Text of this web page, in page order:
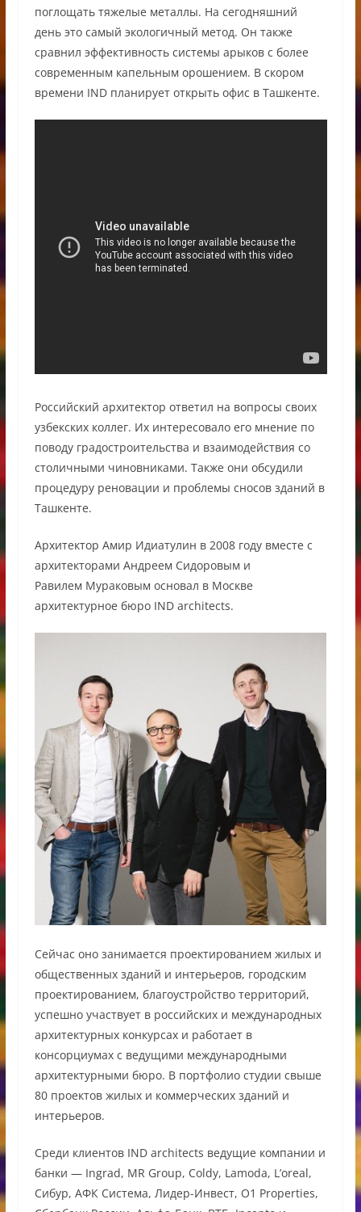
поглощать тяжелые металлы. На сегодняшний
день это самый экологичный метод. Он также
сравнил эффективность системы арыков с более
современным капельным орошением. В скором
времени IND планирует открыть офис в Ташкенте.
Российский архитектор ответил на вопросы своих
узбекских коллег. Их интересовало его мнение по
поводу градостроительства и взаимодействия со
столичными чиновниками. Также они обсудили
процедуру реновации и проблемы сносов зданий в
Ташкенте.
Архитектор Амир Идиатулин в 2008 году вместе с
архитекторами Андреем Сидоровым и
Равилем Мураковым основал в Москве
архитектурное бюро IND architects.
Сейчас оно занимается проектированием жилых и
общественных зданий и интерьеров, городским
проектированием, благоустройство территорий,
успешно участвует в российских и международных
архитектурных конкурсах и работает в
консорциумах с ведущими международными
архитектурными бюро. В портфолио студии свыше
80 проектов жилых и коммерческих зданий и
интерьеров.
Среди клиентов IND architects ведущие компании и
банки — Ingrad, MR Group, Coldy, Lamoda, L’oreal,
Сибур, АФК Система, Лидер-Инвест, O1 Properties,